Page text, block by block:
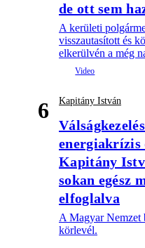
de ott sem
A kerületi
visszautasított és
elkerülvén a még
6 Kapitány István
energiakrízis
Kapitány
sokan egész
elfoglalva
A Magyar Nemzet
körlevél.